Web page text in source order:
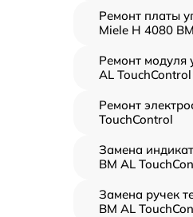
Ремонт платы
Miele H 4080
Ремонт модуля
AL TouchControl
Ремонт
TouchControl
Замена
BM AL
Замена ручек
BM AL